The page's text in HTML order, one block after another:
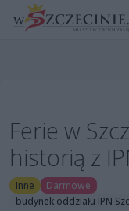
Ferie w
historią z
Inne
Darmowe
budynek oddziału IPN